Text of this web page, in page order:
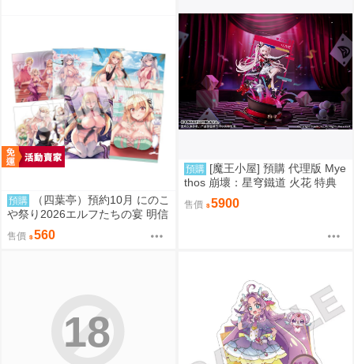
預購
（四葉亭）預約10月 にのこ
や祭り2026エルフたちの宴 明信
片套組 0829
售價 560
預購 [魔王小屋] 預購 代理版 Mye
thos 崩壞：星穹鐵道 火花 特典
售價 5900
18